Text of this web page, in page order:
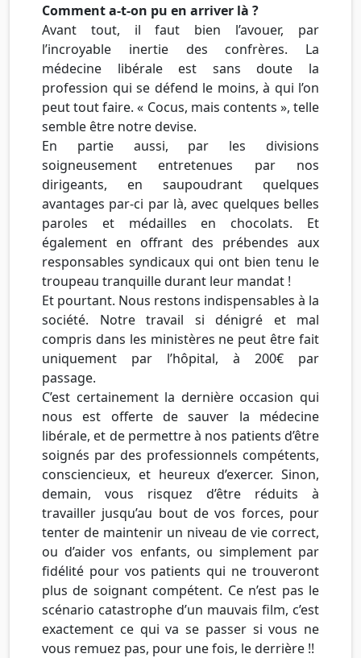
Comment a-t-on pu en arriver là ?
Avant tout, il faut bien l’avouer, par
l’incroyable inertie des confrères. La
médecine libérale est sans doute la
profession qui se défend le moins, à qui l’on
peut tout faire. « Cocus, mais contents », telle
semble être notre devise.
En partie aussi, par les divisions
soigneusement entretenues par nos
dirigeants, en saupoudrant quelques
avantages par-ci par là, avec quelques belles
paroles et médailles en chocolats. Et
également en offrant des prébendes aux
responsables syndicaux qui ont bien tenu le
troupeau tranquille durant leur mandat !
Et pourtant. Nous restons indispensables à la
société. Notre travail si dénigré et mal
compris dans les ministères ne peut être fait
uniquement par l’hôpital, à 200€ par
passage.
C’est certainement la dernière occasion qui
nous est offerte de sauver la médecine
libérale, et de permettre à nos patients d’être
soignés par des professionnels compétents,
consciencieux, et heureux d’exercer. Sinon,
demain, vous risquez d’être réduits à
travailler jusqu’au bout de vos forces, pour
tenter de maintenir un niveau de vie correct,
ou d’aider vos enfants, ou simplement par
fidélité pour vos patients qui ne trouveront
plus de soignant compétent. Ce n’est pas le
scénario catastrophe d’un mauvais film, c’est
exactement ce qui va se passer si vous ne
vous remuez pas, pour une fois, le derrière !!